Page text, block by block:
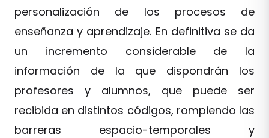
personalización de los procesos de
enseñanza y aprendizaje. En definitiva se da
un incremento considerable de la
información de la que dispondrán los
profesores y alumnos, que puede ser
recibida en distintos códigos, rompiendo las
barreras espacio-temporales y